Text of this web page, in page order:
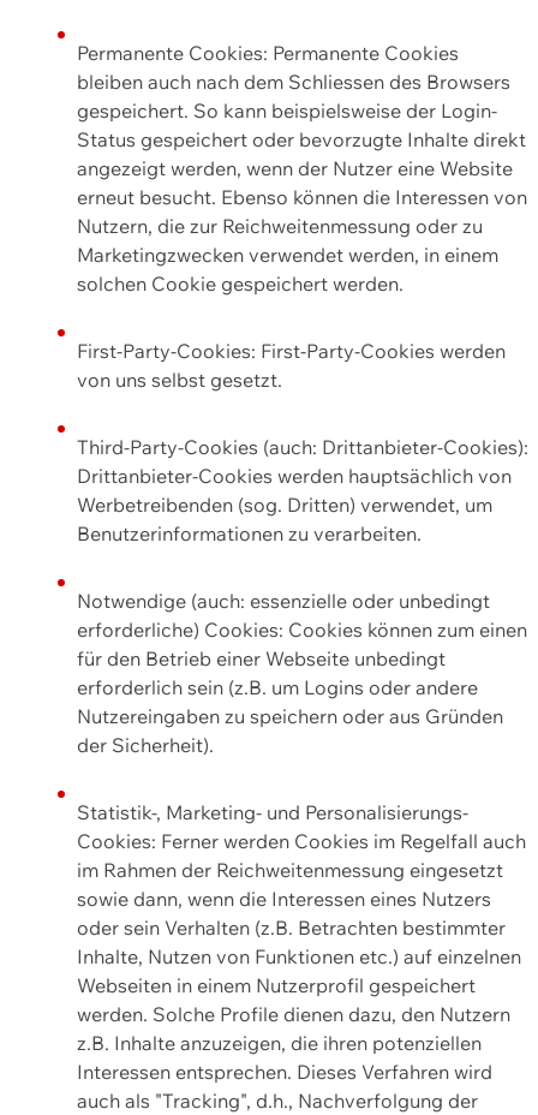
Permanente Cookies: Permanente Cookies
bleiben auch nach dem Schliessen des Browsers
gespeichert. So kann beispielsweise der Login-
Status gespeichert oder bevorzugte Inhalte direkt
angezeigt werden, wenn der Nutzer eine Website
erneut besucht. Ebenso können die Interessen von
Nutzern, die zur Reichweitenmessung oder zu
Marketingzwecken verwendet werden, in einem
solchen Cookie gespeichert werden.
First-Party-Cookies: First-Party-Cookies werden
von uns selbst gesetzt.
Third-Party-Cookies (auch: Drittanbieter-Cookies):
Drittanbieter-Cookies werden hauptsächlich von
Werbetreibenden (sog. Dritten) verwendet, um
Benutzerinformationen zu verarbeiten.
Notwendige (auch: essenzielle oder unbedingt
erforderliche) Cookies: Cookies können zum einen
für den Betrieb einer Webseite unbedingt
erforderlich sein (z.B. um Logins oder andere
Nutzereingaben zu speichern oder aus Gründen
der Sicherheit).
Statistik-, Marketing- und Personalisierungs-
Cookies: Ferner werden Cookies im Regelfall auch
im Rahmen der Reichweitenmessung eingesetzt
sowie dann, wenn die Interessen eines Nutzers
oder sein Verhalten (z.B. Betrachten bestimmter
Inhalte, Nutzen von Funktionen etc.) auf einzelnen
Webseiten in einem Nutzerprofil gespeichert
werden. Solche Profile dienen dazu, den Nutzern
z.B. Inhalte anzuzeigen, die ihren potenziellen
Interessen entsprechen. Dieses Verfahren wird
auch als "Tracking", d.h., Nachverfolgung der